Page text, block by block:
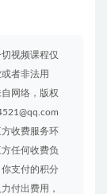
视频课程仅
者非法用
网络，版权
收费服务环
任何收费负
支付的积分
付出费用，